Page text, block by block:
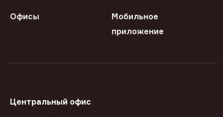
Офисы
Мобильное
приложение
Центральный офис